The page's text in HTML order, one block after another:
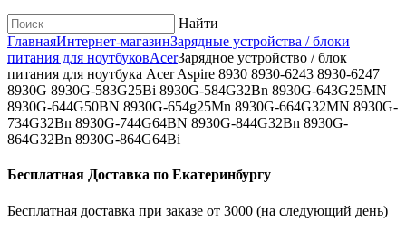
Найти
ГлавнаяИнтернет-магазинЗарядные устройства / блоки
питания для ноутбуковAcerЗарядное уcтройство / блок
питания для ноутбука Acer Aspire 8930 8930-6243 8930-6247
8930G 8930G-583G25Bi 8930G-584G32Bn 8930G-643G25MN
8930G-644G50BN 8930G-654g25Mn 8930G-664G32MN 8930G-
734G32Bn 8930G-744G64BN 8930G-844G32Bn 8930G-
864G32Bn 8930G-864G64Bi
Бесплатная Доставка по Екатеринбургу
Бесплатная доставка при заказе от 3000 (на следующий день)